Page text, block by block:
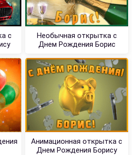
с
Необычная открытка с
Днем Рождения Борис
Анимационная открытка с
Днем Рождения Борису